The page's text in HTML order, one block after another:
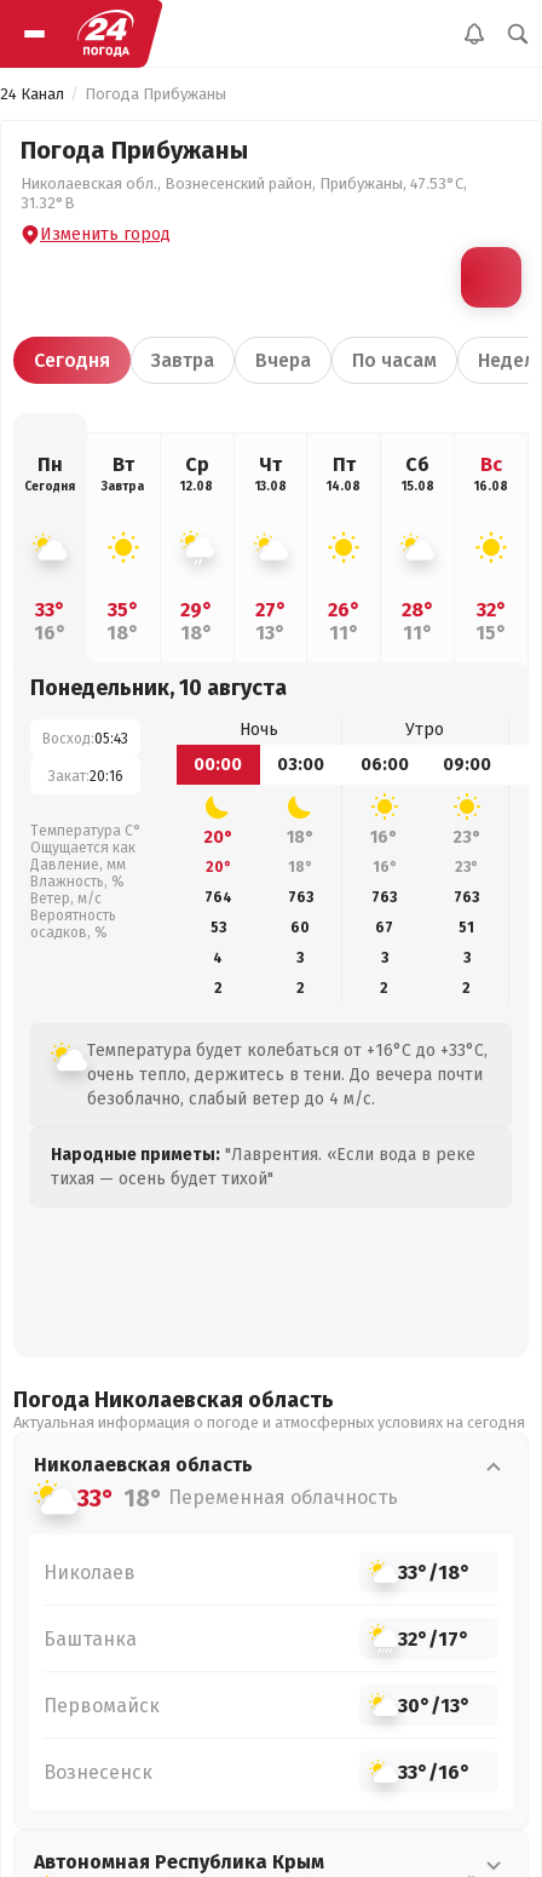
24 Канал Погода Прибужаны
Погода Прибужаны
Николаевская обл., Вознесенский район, Прибужаны, 47.53°С,
31.32°В
Изменить город
Сегодня Завтра Вчера По часам
Пн
Сегодня
33°
16°
Вт
Завтра
35°
18°
Ср
12.08
29°
18°
Чт
13.08
27°
13°
Пт
14.08
26°
11°
Сб
15.08
28°
11°
Вс
16.08
32°
15°
Понедельник, 10 августа
Восход:05:43
Закат:20:16
Температура С°
Ощущается как
Давление, мм
Влажность, %
Ветер, м/с
Вероятность
осадков, %
Ночь
Утро
00:00
03:00 06:00 09:00
20° 18° 16° 23°
20° 18° 16° 23°
764
763 763 763
53
60 67
51
4
3 3
3
2
2 2 2
Температура будет колебаться от +16°C до +33°C,
очень тепло, держитесь в тени. До вечера почти
безоблачно, слабый ветер до 4 м/с.
Народные приметы: "Лаврентия. «Если вода в реке
тихая — осень будет тихой"
Погода Николаевская область
Актуальная информация о погоде и атмосферных условиях на сегодня
Николаевская область
33° 18° Переменная облачность
Николаев 33°/18°
Баштанка 32°/17°
Первомайск 30°/13°
Вознесенск 33°/16°
Автономная Республика Крым